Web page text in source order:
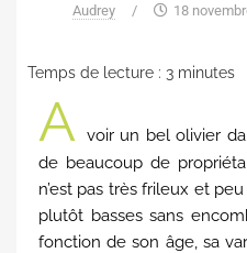
Audrey / 18
Temps de lecture : 3 minutes
A voir un bel olivier
de beaucoup de
n’est pas très frileux et
plutôt basses sans
fonction de son âge, sa